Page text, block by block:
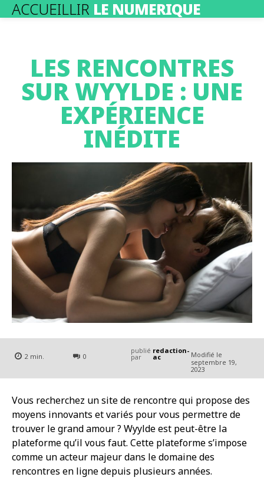
ACCUEILLIR LE NUMERIQUE
LES RENCONTRES
SUR WYYLDE : UNE
EXPÉRIENCE
INÉDITE
2 min. 0
publié
par
redaction-
ac
Modifié le
septembre 19,
2023
Vous recherchez un site de rencontre qui propose des
moyens innovants et variés pour vous permettre de
trouver le grand amour ? Wyylde est peut-être la
plateforme qu’il vous faut. Cette plateforme s’impose
comme un acteur majeur dans le domaine des
rencontres en ligne depuis plusieurs années.